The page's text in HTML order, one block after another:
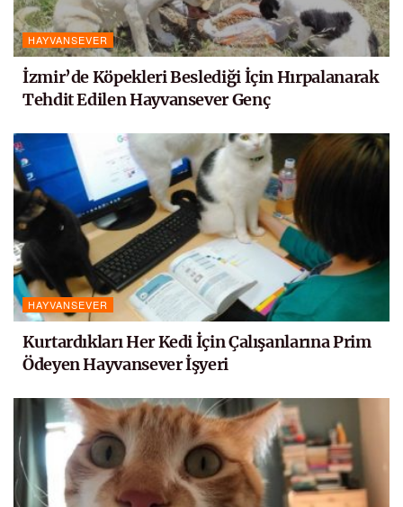
HAYVANSEVER
İzmir’de Köpekleri Beslediği İçin Hırpalanarak
Tehdit Edilen Hayvansever Genç
HAYVANSEVER
Kurtardıkları Her Kedi İçin Çalışanlarına Prim
Ödeyen Hayvansever İşyeri